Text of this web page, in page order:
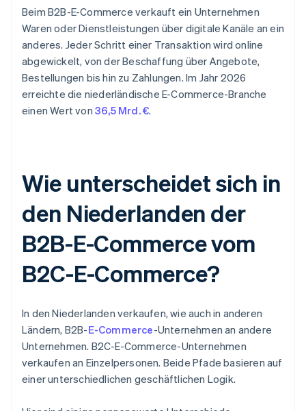
Beim B2B-E-Commerce verkauft ein Unternehmen
Waren oder Dienstleistungen über digitale Kanäle an ein
anderes. Jeder Schritt einer Transaktion wird online
abgewickelt, von der Beschaffung über Angebote,
Bestellungen bis hin zu Zahlungen. Im Jahr 2026
erreichte die niederländische E-Commerce-Branche
einen Wert von 36,5 Mrd. €.
Wie unterscheidet sich in
den Niederlanden der
B2B-E-Commerce vom
B2C-E-Commerce?
In den Niederlanden verkaufen, wie auch in anderen
Ländern, B2B-E-Commerce-Unternehmen an andere
Unternehmen. B2C-E-Commerce-Unternehmen
verkaufen an Einzelpersonen. Beide Pfade basieren auf
einer unterschiedlichen geschäftlichen Logik.